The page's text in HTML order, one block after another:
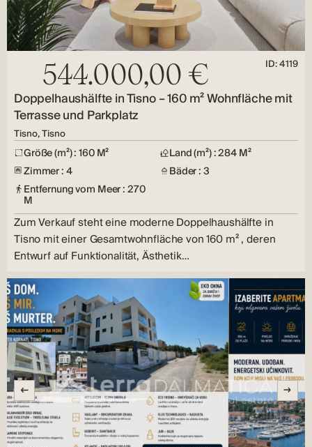
544.000,00 € ID: 4119
Doppelhaushälfte in Tisno – 160 m² Wohnfläche mit
Terrasse und Parkplatz
Tisno, Tisno
Größe (m²) : 160 M²
Land (m²) : 284 M²
Zimmer : 4
Bäder : 3
Entfernung vom Meer : 270
M
Zum Verkauf steht eine moderne Doppelhaushälfte in
Tisno mit einer Gesamtwohnfläche von 160 m² , deren
Entwurf auf Funktionalität, Ästhetik…